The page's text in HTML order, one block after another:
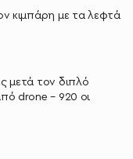
κιμπάρη με τα λεφτά
μετά τον διπλό
drone – 920 οι